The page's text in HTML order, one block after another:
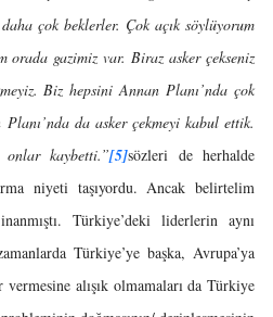
çok beklerler. Çok açık söylüyorum
orada gazimiz var. Biraz asker çekseniz
Biz hepsini Annan Planı’nda çok
da asker çekmeyi kabul ettik.
kaybetti.”[5]sözleri de herhalde
niyeti taşıyordu. Ancak belirtelim
Türkiye’deki liderlerin aynı
Türkiye’ye başka, Avrupa’ya
alışık olmamaları da Türkiye